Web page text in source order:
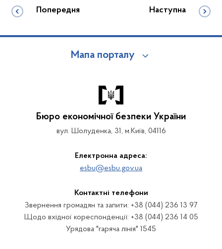
Попередня Наступна
Мапа порталу
Бюро економічної безпеки України
вул. Шолуденка, 31, м.Київ, 04116
Електронна адреса:
esbu@esbu.gov.ua
Контактні телефони
Звернення громадян та запити: +38 (044) 236 13 97
Щодо вхідної кореспонденції: +38 (044) 236 14 05
Урядова "гаряча лінія" 1545